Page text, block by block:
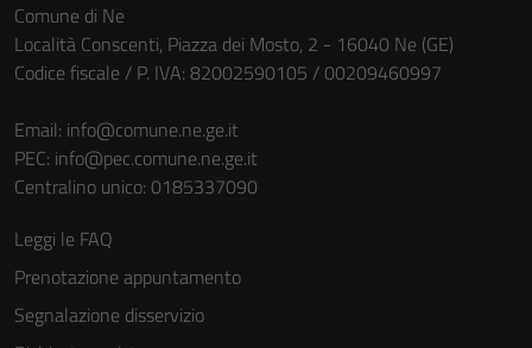
Comune di Ne
Località Conscenti, Piazza dei Mosto, 2 - 16040 Ne (GE)
Codice fiscale / P. IVA: 82002590105 / 00209460997
Email: info@comune.ne.ge.it
PEC: info@pec.comune.ne.ge.it
Centralino unico: 0185337090
Leggi le FAQ
Prenotazione appuntamento
Segnalazione disservizio
disabilitati.
Questi cookie